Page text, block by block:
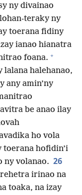
ny divainao
teraky ny
toerana fidiny
ianao hianatra
foana. +
lalana halehanao,
any amin’ny
be anao ilay
ho vola
toerana hofidin’i
ny volanao. 26
irinao na
toaka, na izay